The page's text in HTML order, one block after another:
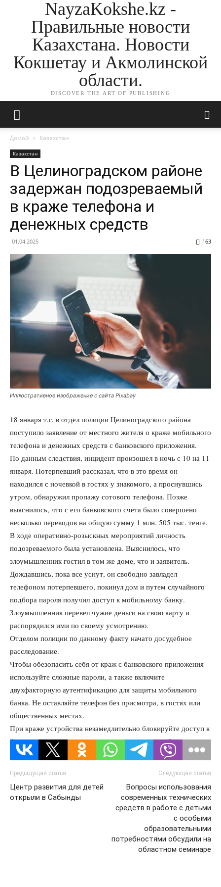
NayzaKokshe.kz -
Правильные новости
Казахстана. Новости
Кокшетау и Акмолинской
области.
DISCOVER THE ART OF PUBLISHING
Домой Казахстан
Казахстан
В Целиноградском районе
задержан подозреваемый
в краже телефона и
денежных средств
01.04.2025 163
Иллюстративное изображение с сайта Pixabay
18 января т.г. в отдел полиции Целиноградского района
поступило заявление от местного жителя о краже мобильного
телефона и денежных средств с банковского приложения.
По данным следствия, инцидент произошел в ночь с 10 на 11
января. Потерпевший рассказал, что в это время он
находился с ночевкой в гостях у знакомого, а проснувшись
утром, обнаружил пропажу сотового телефона. Позже
выяснилось, что с его банковского счета было совершено
несколько переводов на общую сумму 1 млн. 505 тыс. тенге.
В ходе оперативно-розыскных мероприятий личность
подозреваемого была установлена. Выяснилось, что
злоумышленник гостил в том же доме, что и заявитель.
Дождавшись, пока все уснут, он свободно завладел
телефоном потерпевшего, покинул дом и путем случайного
подбора пароля получил доступ к мобильному банку.
Злоумышленник перевел чужие деньги на свою карту и
распорядился ими по своему усмотрению.
Отделом полиции по данному факту начато досудебное
расследование.
Чтобы обезопасить себя от краж с банковского приложения
используйте сложные пароли, а также включите
двухфакторную аутентификацию для защиты мобильного
банка. Не оставляйте телефон без присмотра, в гостях или
общественных местах.
При краже устройства незамедлительно блокируйте доступ к
банковским приложениям через горячую линию банка.
Предыдущая статья
Центр развития для детей
открыли в Сабынды
Следующая статья
Вопросы использования
современных технических
средств в работе с детьми
с особыми
образовательными
потребностями обсудили на
областном семинаре